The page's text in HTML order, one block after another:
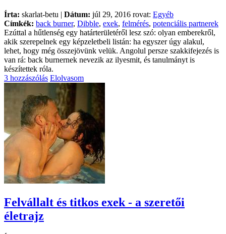
Írta: skarlat-betu | Dátum: júl 29, 2016 rovat: Egyéb
Címkék: back burner, Dibble, exek, felmérés, potenciális partnerek
Ezúttal a hűtlenség egy határterületéről lesz szó: olyan emberekről,
akik szerepelnek egy képzeletbeli listán: ha egyszer úgy alakul,
lehet, hogy még összejövünk velük. Angolul persze szakkifejezés is
van rá: back burnernek nevezik az ilyesmit, és tanulmányt is
készítettek róla.
3 hozzászólás Elolvasom
Felvállalt és titkos exek - a szeretői
életrajz